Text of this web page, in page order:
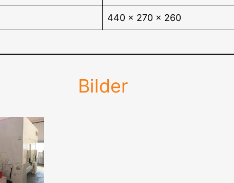
440 x 270 x 260
Bilder